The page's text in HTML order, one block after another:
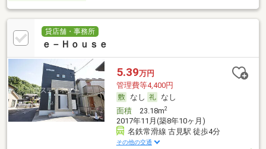
貸店舗・事務所
ｅ－Ｈｏｕｓｅ
5.39万円
管理費等4,400円
なし
なし
面積23.18m2
2017年11月(築8年10ヶ月)
名鉄常滑線 古見駅 徒歩4分
その他の交通